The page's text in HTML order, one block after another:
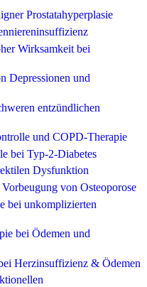
Prostatahyperplasie
Wirksamkeit bei
Depressionen und
entzündlichen
und COPD-Therapie
bei Typ-2-Diabetes
Dysfunktion
von Osteoporose
bei unkomplizierten
bei Ödemen und
Herzinsuffizienz & Ödemen